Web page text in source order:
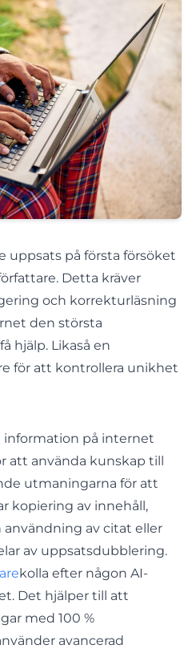
uppsats på första försöket
Detta kräver
och korrekturläsning
den största
hjälp. Likaså en
för att kontrollera unikhet
på internet
att använda kunskap till
utmaningarna för att
kopiering av innehåll,
av citat eller
av uppsatsdubblering.
kolla efter någon AI-
Det hjälper till att
med 100 %
avancerad